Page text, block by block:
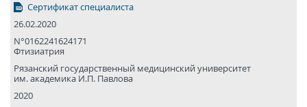
Сертификат специалиста
26.02.2020
N°0162241624171
Фтизиатрия
Рязанский государствен­ный медицин­ский универси­тет
им. академика И.П. Павлова
2020